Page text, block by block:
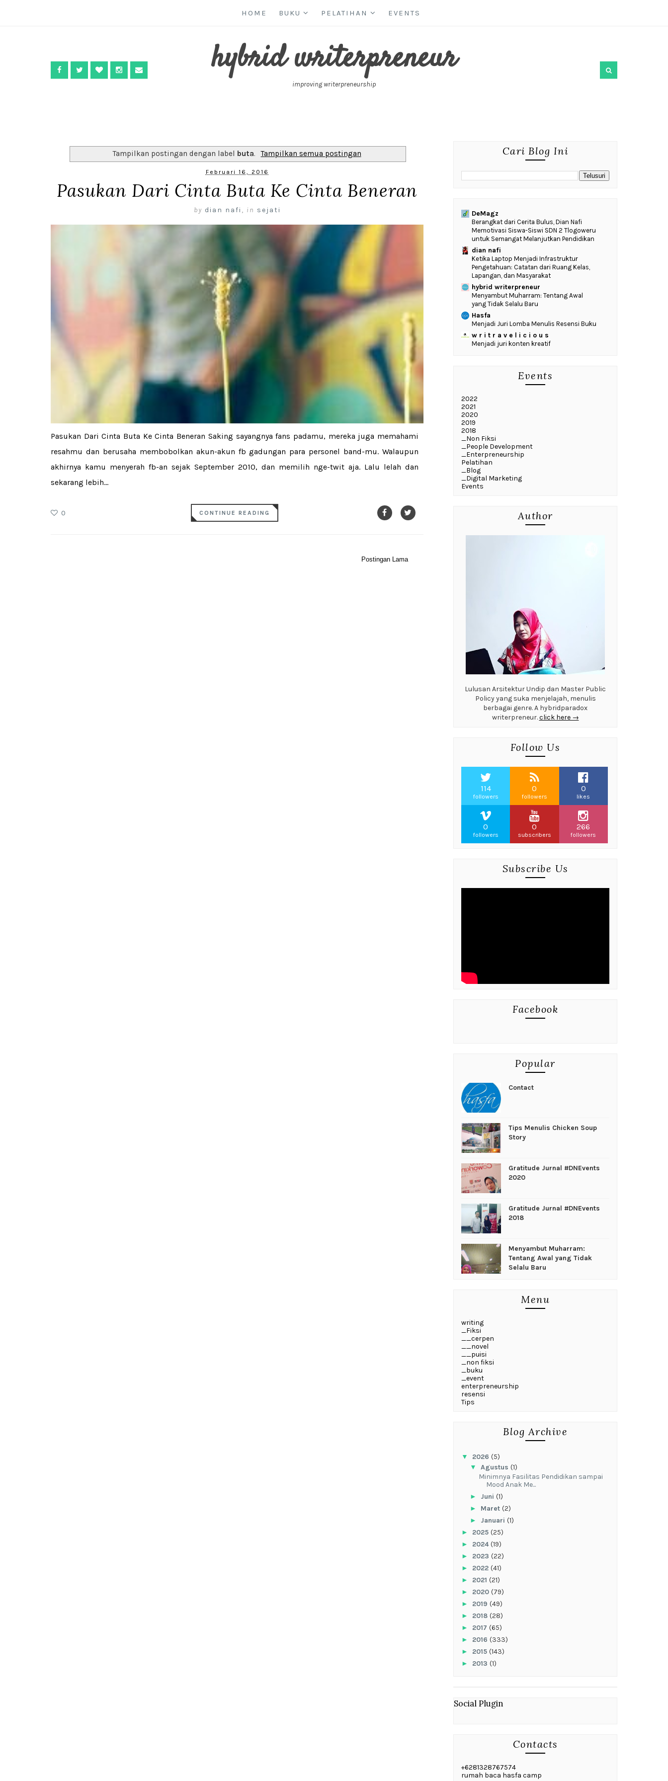
HOME BUKU PELATIHAN EVENTS
hybrid writerpreneur
improving writerpreneurship
Tampilkan postingan dengan label buta. Tampilkan semua postingan
Februari 16, 2016
Pasukan Dari Cinta Buta Ke Cinta Beneran
by dian nafi , in sejati
Pasukan Dari Cinta Buta Ke Cinta Beneran Saking sayangnya fans padamu, mereka juga memahami
resahmu dan berusaha membobolkan akun-akun fb gadungan para personel band-mu. Walaupun
akhirnya kamu menyerah fb-an sejak September 2010, dan memilih nge-twit aja. Lalu lelah dan
sekarang lebih...
0 CONTINUE READING
Postingan Lama
Cari Blog Ini
DeMagz
‎Berangkat dari Cerita Bulus, Dian Nafi
Memotivasi Siswa-Siswi SDN 2 Tlogoweru
untuk Semangat Melanjutkan Pendidikan
dian nafi
Ketika Laptop Menjadi Infrastruktur
Pengetahuan: Catatan dari Ruang Kelas,
Lapangan, dan Masyarakat
hybrid writerpreneur
Menyambut Muharram: Tentang Awal
yang Tidak Selalu Baru
Hasfa
Menjadi Juri Lomba Menulis Resensi Buku
w r i t r a v e l i c i o u s
Menjadi juri konten kreatif
Events
2022
2021
2020
2019
2018
_Non Fiksi
_People Development
_Enterpreneurship
Pelatihan
_Blog
_Digital Marketing
Events
Author
Lulusan Arsitektur Undip dan Master Public
Policy yang suka menjelajah, menulis
berbagai genre. A hybridparadox
writerpreneur.click here →
Follow Us
114
followers
0
followers
0
likes
0
followers
0
subscribers
266
followers
Subscribe Us
Facebook
Popular
Contact
Tips Menulis Chicken Soup
Story
Gratitude Jurnal #DNEvents
2020
Gratitude Jurnal #DNEvents
2018
Menyambut Muharram:
Tentang Awal yang Tidak
Selalu Baru
Menu
writing
_Fiksi
__cerpen
__novel
__puisi
_non fiksi
_buku
_event
enterpreneurship
resensi
Tips
Blog Archive
▼ 2026 (5)
▼ Agustus (1)
‎Minimnya Fasilitas Pendidikan sampai
Mood Anak Me...
► Juni (1)
► Maret (2)
► Januari (1)
► 2025 (25)
► 2024(19)
► 2023 (22)
► 2022 (41)
► 2021 (21)
► 2020 (79)
► 2019 (49)
► 2018 (28)
► 2017 (65)
► 2016 (333)
► 2015 (143)
► 2013 (1)
Social Plugin
Contacts
+6281328767574
rumah baca hasfa camp